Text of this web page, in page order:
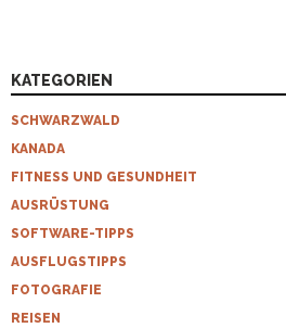
KATEGORIEN
SCHWARZWALD
KANADA
FITNESS UND GESUNDHEIT
AUSRÜSTUNG
SOFTWARE-TIPPS
AUSFLUGSTIPPS
FOTOGRAFIE
REISEN